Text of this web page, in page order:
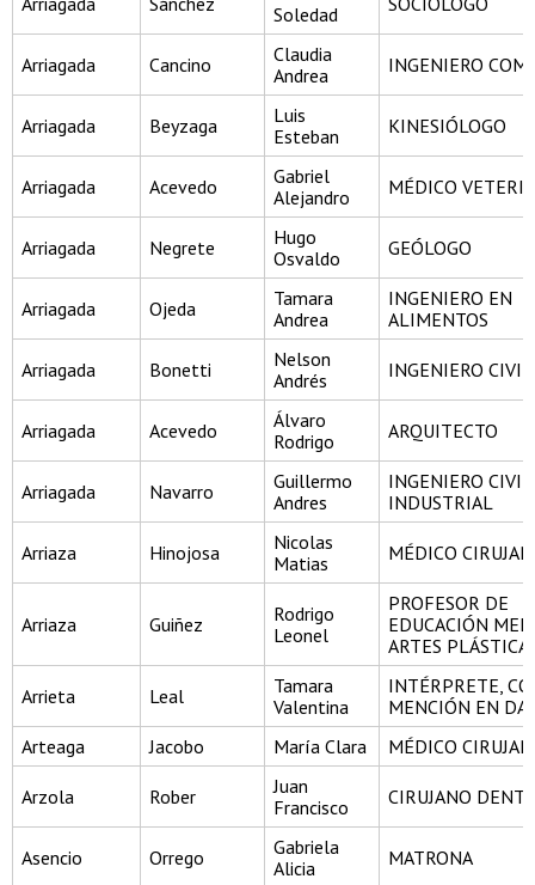
Soledad
Arriagada Cancino
Claudia
Andrea
INGENIERO
Arriagada Beyzaga
Luis
Esteban
KINESIÓLOGO
Arriagada Acevedo
Gabriel
Alejandro
MÉDICO
Arriagada Negrete
Hugo
Osvaldo
GEÓLOGO
Arriagada Ojeda
Tamara
Andrea
INGENIERO EN
ALIMENTOS
Arriagada Bonetti
Nelson
Andrés
INGENIERO CIVIL
Arriagada Acevedo
Álvaro
Rodrigo
ARQUITECTO
Arriagada Navarro
Guillermo
Andres
INGENIERO CIVIL
INDUSTRIAL
Arriaza Hinojosa
Nicolas
Matias
MÉDICO
Arriaza Guiñez
Rodrigo
Leonel
PROFESOR DE
EDUCACIÓN
ARTES
Arrieta Leal
Tamara
Valentina
INTÉRPRETE,
MENCIÓN EN
Arteaga
Jacobo María Clara MÉDICO
Arzola Rober
Juan
Francisco
CIRUJANO
Asencio Orrego
Gabriela
Alicia
MATRONA